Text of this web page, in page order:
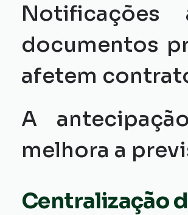
Notificações
documentos
afetem
A
melhora a
Centralização